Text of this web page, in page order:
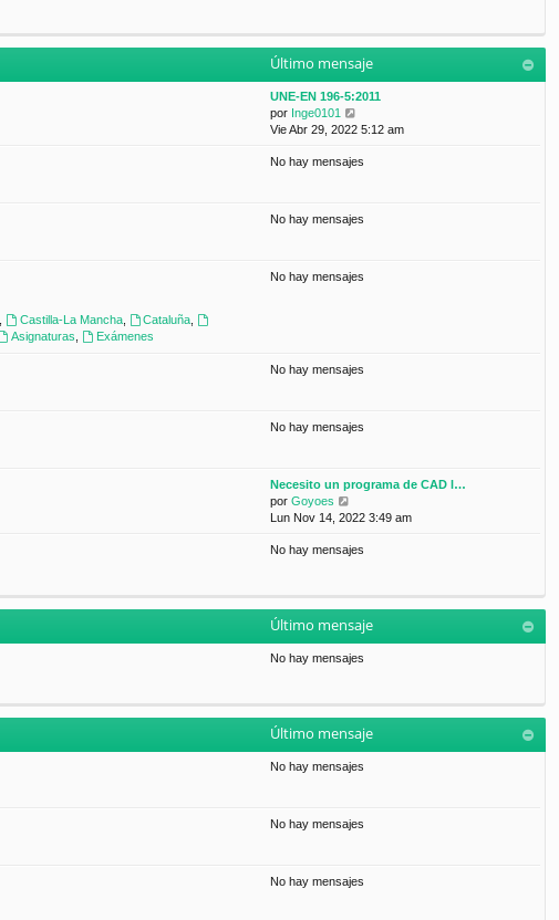
j
e
e
s
j
e
i
s
Último mensaje
UNE-EN 196-5:2011
por Inge0101
e
ú
m
e
Vie Abr 29, 2022 5:12 am
No hay mensajes
No hay mensajes
Castilla-La Mancha, Cataluña
Asignaturas Exámenes
No hay mensajes
No hay mensajes
No hay mensajes
Necesito un programa de CAD l…
por Goyoes
e
ú
i
o
e
a
j
Lun Nov 14, 2022 3:49 am
No hay mensajes
Último mensaje
No hay mensajes
Último mensaje
No hay mensajes
No hay mensajes
No hay mensajes